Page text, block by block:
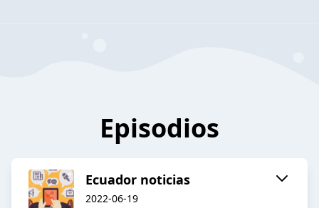
Episodios
Ecuador noticias
2022-06-19